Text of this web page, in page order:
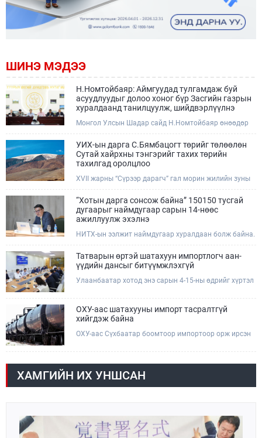
ШИНЭ МЭДЭЭ
Н.Номтойбаяр: Аймгуудад тулгамдаж буй
асуудлуудыг долоо хоног бүр Засгийн газрын
хуралдаанд танилцуулж, шийдвэрлүүлнэ
Монгол Улсын Шадар сайд Н.Номтойбаяр өнөөдөр
сайдын 10 дугаар албан даалгавар, Улсын Онцгой
комиссын даргын 3 дугаар тушаалын хүрээнд
Өмнөговь аймагт байгаль орчин, уул уурхайн 358
зөрчил илрүүлж, 200 гаруйг нь арилгуулаад байна.
УИХ-ын дарга С.Бямбацогт төрийг төлөөлөн
Сутай хайрхны тэнгэрийг тахих төрийн
тахилгад оролцлоо
XVII жарны “Сүрээр дарагч” гал морин жилийн зуны
өдөр /2026.08.06/ Сутай хайрхны тэнгэрийг тайх
төрийн тахилга боллоо.
“Хотын дарга сонсож байна” 150150 тусгай
дугаарыг наймдугаар сарын 14-нөөс
ажиллуулж эхэлнэ
НИТХ-ын ээлжит наймдугаар хуралдаан болж байна.
захиргааны байгууллага, албан тушаалтанд 2025,
2026 оны эхний хагас жилийн байдлаар иргэдээс
ирсэн өргөдөл, гомдлын шийдвэрлэлтийн тайлан
мэдээллийг сонслоо.
Татварын өртэй шатахуун импортлогч аан-
үүдийн дансыг битүүмжлэхгүй
Улаанбаатар хотод энэ сарын 4-15-ны өдрийг хүртэл
шатахуун түгээх станцуудын өдрийн борлуулалт хоёр
дахин буурч нэг машиныг цэнэглэх хурд нэмэгдсэн
танилцууллаа.
ОХУ-аас шатахууны импорт тасралтгүй
хийгдэж байна
ОХУ-аас Сүхбаатар боомтоор импортоор орж ирсэн
АИ-92 автобензин орж иржээ.
ХАМГИЙН ИХ УНШСАН